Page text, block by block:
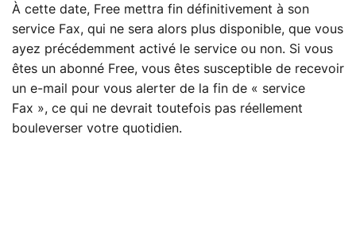
À cette date, Free mettra fin définitivement à son
service Fax, qui ne sera alors plus disponible, que vous
ayez précédemment activé le service ou non. Si vous
êtes un abonné Free, vous êtes susceptible de recevoir
un e-mail pour vous alerter de la fin de « service
Fax », ce qui ne devrait toutefois pas réellement
bouleverser votre quotidien.